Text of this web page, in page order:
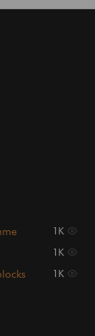
1K
1K
1K